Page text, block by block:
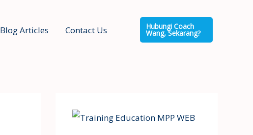
Blog Articles Contact Us Hubungi Coach
Wang, Sekarang?